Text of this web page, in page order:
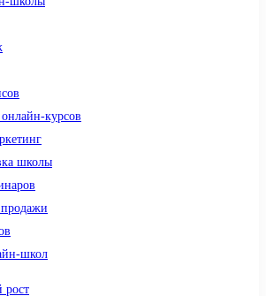
курсов
школы
школ
рост